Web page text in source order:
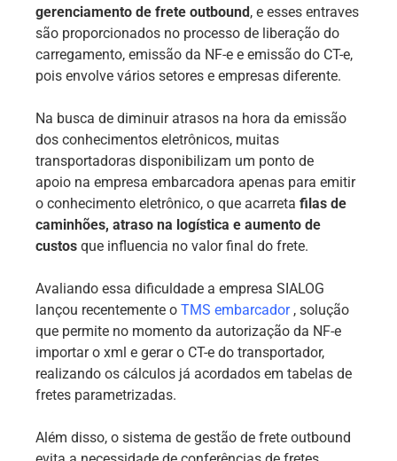
gerenciamento de frete outbound, e esses entraves
são proporcionados no processo de liberação do
carregamento, emissão da NF-e e emissão do CT-e,
pois envolve vários setores e empresas diferente.
Na busca de diminuir atrasos na hora da emissão
dos conhecimentos eletrônicos, muitas
transportadoras disponibilizam um ponto de
apoio na empresa embarcadora apenas para emitir
o conhecimento eletrônico, o que acarreta filas de
caminhões, atraso na logística e aumento de
custos que influencia no valor final do frete.
Avaliando essa dificuldade a empresa SIALOG
lançou recentemente o TMS embarcador, solução
que permite no momento da autorização da NF-e
importar o xml e gerar o CT-e do transportador,
realizando os cálculos já acordados em tabelas de
fretes parametrizadas.
Além disso, o sistema de gestão de frete outbound